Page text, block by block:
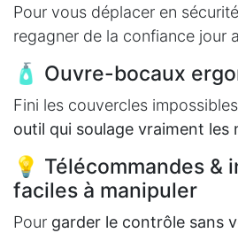
Pour vous déplacer en
regagner de la confiance jour
🧴 Ouvre-bocaux
Fini les couvercles
outil qui soulage vraiment les
💡 Télécommandes &
faciles à manipuler
Pour garder le contrôle sans